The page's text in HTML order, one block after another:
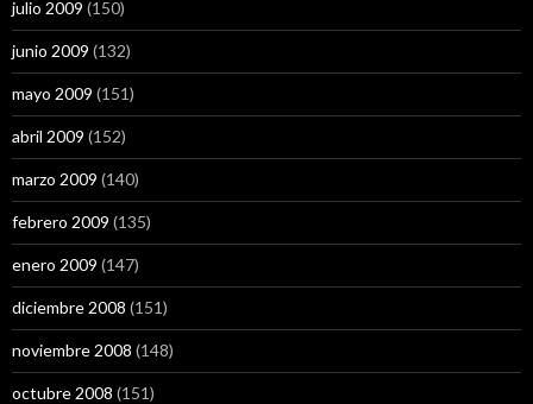
julio 2009 (150)
junio 2009 (132)
mayo 2009 (151)
abril 2009 (152)
marzo 2009 (140)
febrero 2009 (135)
enero 2009 (147)
diciembre 2008 (151)
noviembre 2008 (148)
octubre 2008 (151)